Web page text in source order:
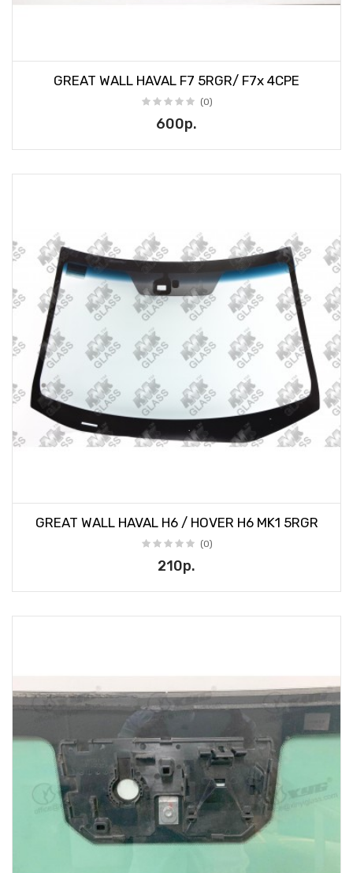
GREAT WALL HAVAL F7 5RGR/ F7x 4CPE
(0)
600р.
GREAT WALL HAVAL H6 / HOVER H6 MK1 5RGR
(0)
210р.